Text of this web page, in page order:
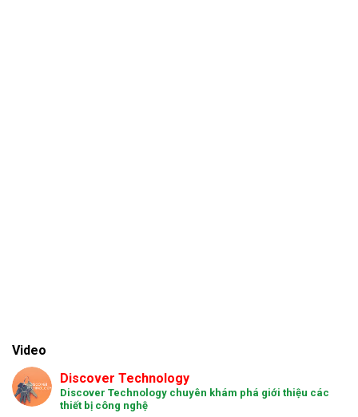
Video
Discover Technology
Discover Technology chuyên khám phá giới thiệu các
thiết bị công nghệ